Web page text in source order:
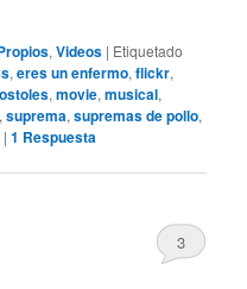
,Videos | Etiquetado
,eres un enfermo,flickr,
,movie,musical,
,suprema,supremas de pollo,
|1 Respuesta
3